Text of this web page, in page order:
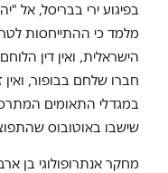
בפיגוע ירי בבריסל, אל
מלמד כי ההתייחסות
הישראלית, ואין דין
חברו שלחם בבופור,
במגדלי התאומים
שישבו באוטובוס
מחקר אנתרופולוגי בן